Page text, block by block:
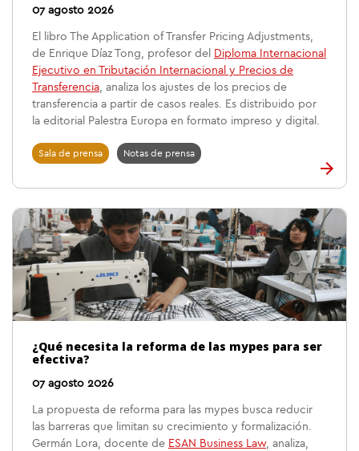
07 agosto 2026
El libro The Application of Transfer Pricing Adjustments,
de Enrique Díaz Tong, profesor del
Diploma Internacional
Ejecutivo en Tributación Internacional y Precios de
Transferencia, analiza los ajustes de los precios de
transferencia a partir de casos reales. Es distribuido por
la editorial Palestra Europa en formato impreso y digital.
Sala de prensa Notas de prensa
¿Qué necesita la reforma de las mypes para ser
efectiva?
07 agosto 2026
La propuesta de reforma para las mypes busca reducir
las barreras que limitan su crecimiento y formalización.
Germán Lora, docente de ESAN Business Law, analiza,